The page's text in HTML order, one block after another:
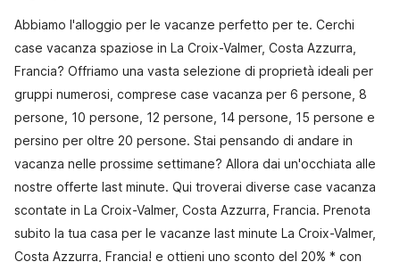
Abbiamo l'alloggio per le vacanze perfetto per te. Cerchi
case vacanza spaziose in La Croix-Valmer, Costa Azzurra,
Francia? Offriamo una vasta selezione di proprietà ideali per
gruppi numerosi, comprese case vacanza per 6 persone, 8
persone, 10 persone, 12 persone, 14 persone, 15 persone e
persino per oltre 20 persone. Stai pensando di andare in
vacanza nelle prossime settimane? Allora dai un'occhiata alle
nostre offerte last minute. Qui troverai diverse case vacanza
scontate in La Croix-Valmer, Costa Azzurra, Francia. Prenota
subito la tua casa per le vacanze last minute La Croix-Valmer,
Costa Azzurra, Francia! e ottieni uno sconto del 20% * con